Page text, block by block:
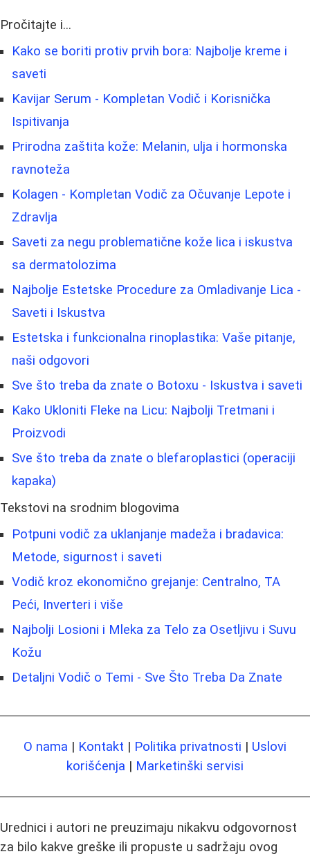
Pročitajte i...
Kako se boriti protiv prvih bora: Najbolje kreme i
saveti
Kavijar Serum - Kompletan Vodič i Korisnička
Ispitivanja
Prirodna zaštita kože: Melanin, ulja i hormonska
ravnoteža
Kolagen - Kompletan Vodič za Očuvanje Lepote i
Zdravlja
Saveti za negu problematične kože lica i iskustva
sa dermatolozima
Najbolje Estetske Procedure za Omladivanje Lica -
Saveti i Iskustva
Estetska i funkcionalna rinoplastika: Vaše pitanje,
naši odgovori
Sve što treba da znate o Botoxu - Iskustva i saveti
Kako Ukloniti Fleke na Licu: Najbolji Tretmani i
Proizvodi
Sve što treba da znate o blefaroplastici (operaciji
kapaka)
Tekstovi na srodnim blogovima
Potpuni vodič za uklanjanje madeža i bradavica:
Metode, sigurnost i saveti
Vodič kroz ekonomično grejanje: Centralno, TA
Peći, Inverteri i više
Najbolji Losioni i Mleka za Telo za Osetljivu i Suvu
Kožu
Detaljni Vodič o Temi - Sve Što Treba Da Znate
O nama | Kontakt | Politika privatnosti | Uslovi
korišćenja | Marketinški servisi
Urednici i autori ne preuzimaju nikakvu odgovornost
za bilo kakve greške ili propuste u sadržaju ovog